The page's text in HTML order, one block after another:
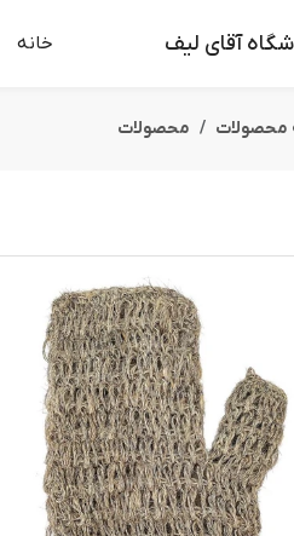
آقای لیف خانه
محصولات